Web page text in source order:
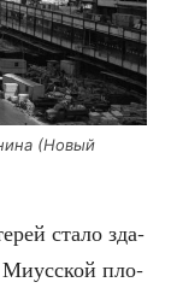
(Новый
ста­ло зда­
Миус­ской пло­